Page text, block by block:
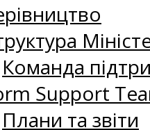
Команда
Support
Плани та звіти